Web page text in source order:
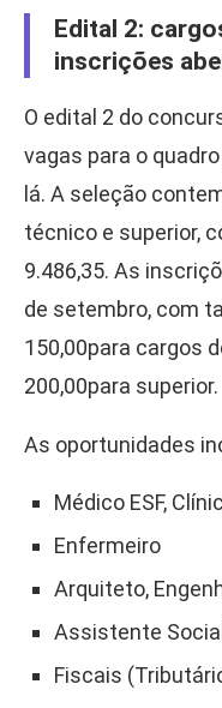
Edital 2:
inscrições
O edital 2 do
vagas para o
lá. A seleção
técnico e superior,
9.486,35. As
de setembro, com
150,00para cargos
200,00para superior.
As oportunidades
Médico ESF,
Enfermeiro
Arquiteto,
Assistente
Fiscais